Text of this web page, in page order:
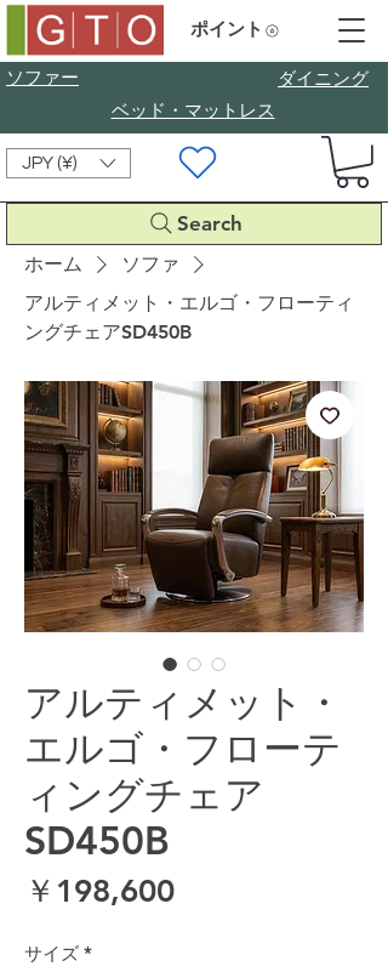
ソファー
​ダイニング
ベッド・マットレス
JPY (¥)
Search
ポイント
ホーム
ソファ
アルティメット・エルゴ・フローティ
ングチェアSD450B
アルティメット・
エルゴ・フローテ
ィングチェア
SD450B
￥198,600価格
サイズ *